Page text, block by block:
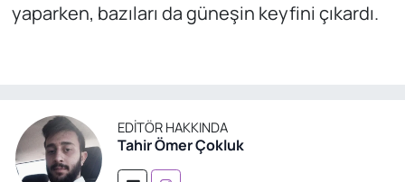
yaparken, bazıları da güneşin keyfini çıkardı.
EDITÖR HAKKINDA
Tahir Ömer Çokluk